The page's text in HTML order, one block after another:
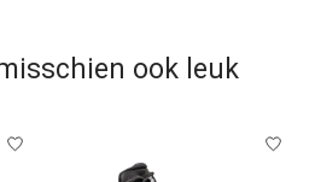
ook leuk